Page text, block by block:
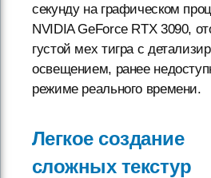
секунду на графическом
NVIDIA GeForce RTX 3090,
густой мех тигра с
освещением, ранее
режиме реального времени.
Легкое создание
сложных текстур